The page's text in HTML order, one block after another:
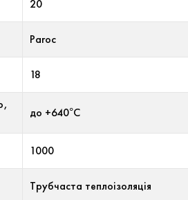
20
Paroc
18
до +640°С
1000
Трубчаста теплоізоляція